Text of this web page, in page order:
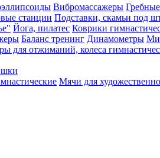
Вибромассажеры
станции Подставки, скамьи под
Йога, пилатес Коврики
Баланс тренинг Динамометры
для отжиманий, колеса
Мячи для